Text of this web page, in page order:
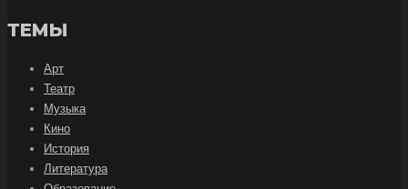
ТЕМЫ
Арт
Театр
Музыка
Кино
История
Литература